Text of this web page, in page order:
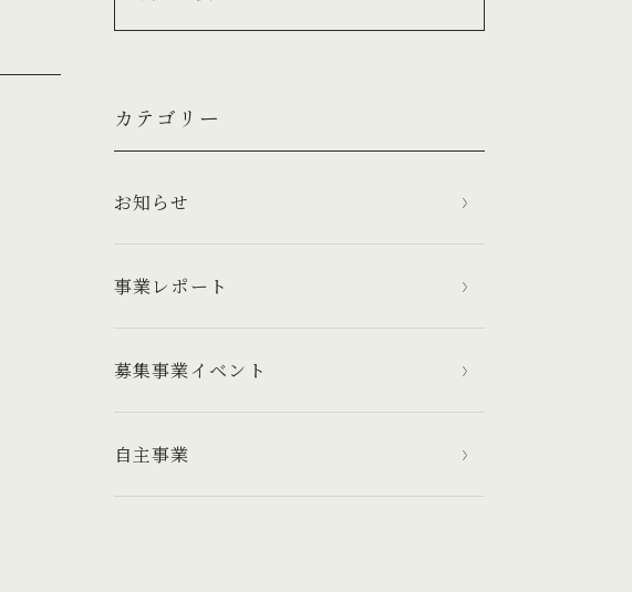
カテゴリー
お知らせ
事業レポート
募集事業イベント
自主事業